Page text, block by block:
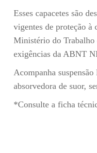
Esses capacetes são
vigentes de proteção à
Ministério do Trabalho
exigências da ABNT
Acompanha
absorvedora de suor,
*Consulte a ficha